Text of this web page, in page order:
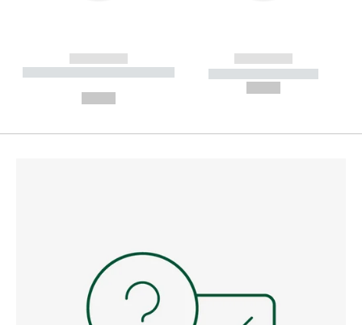
------------
----------- ----------- --------
------------
----------- -----------